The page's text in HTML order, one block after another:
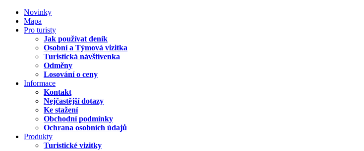
Novinky
Mapa
Pro turisty
Jak používat deník
Osobní a Týmová vizitka
Turistická návštívenka
Odměny
Losování o ceny
Informace
Kontakt
Nejčastější dotazy
Ke stažení
Obchodní podmínky
Ochrana osobních údajů
Produkty
Turistické vizitky